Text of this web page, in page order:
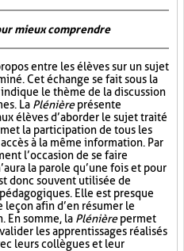
mieux comprendre
entre les élèves sur un sujet
Cet échange se fait sous la
le thème de la discussion
La Plénièreprésente
élèves d’aborder le sujet traité
la participation de tous les
à la même information. Par
l’occasion de se faire
la parole qu’une fois et pour
donc souvent utilisée de
Elle est presque
leçon afin d’en résumer le
En somme, la Plénièrepermet
les apprentissages réalisés
leurs collègues et leur